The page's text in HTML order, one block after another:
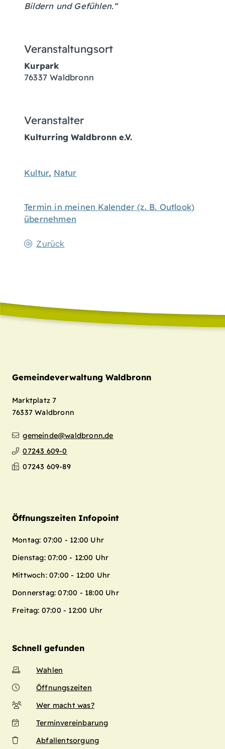
Bildern und Gefühlen.“
Veranstaltungsort
Kurpark
76337 Waldbronn
Veranstalter
Kulturring Waldbronn e.V.
Kultur, Natur
Termin in meinen Kalender (z. B. Outlook)
übernehmen
Zurück
Gemeindeverwaltung Waldbronn
Marktplatz 7
76337 Waldbronn
gemeinde@waldbronn.de
07243 609-0
07243 609-89
Öffnungszeiten Infopoint
Montag: 07:00 - 12:00 Uhr
Dienstag: 07:00 - 12:00 Uhr
Mittwoch: 07:00 - 12:00 Uhr
Donnerstag: 07:00 - 18:00 Uhr
Freitag: 07:00 - 12:00 Uhr
Schnell gefunden
Wahlen
Öffnungszeiten
Wer macht was?
Terminvereinbarung
Abfallentsorgung